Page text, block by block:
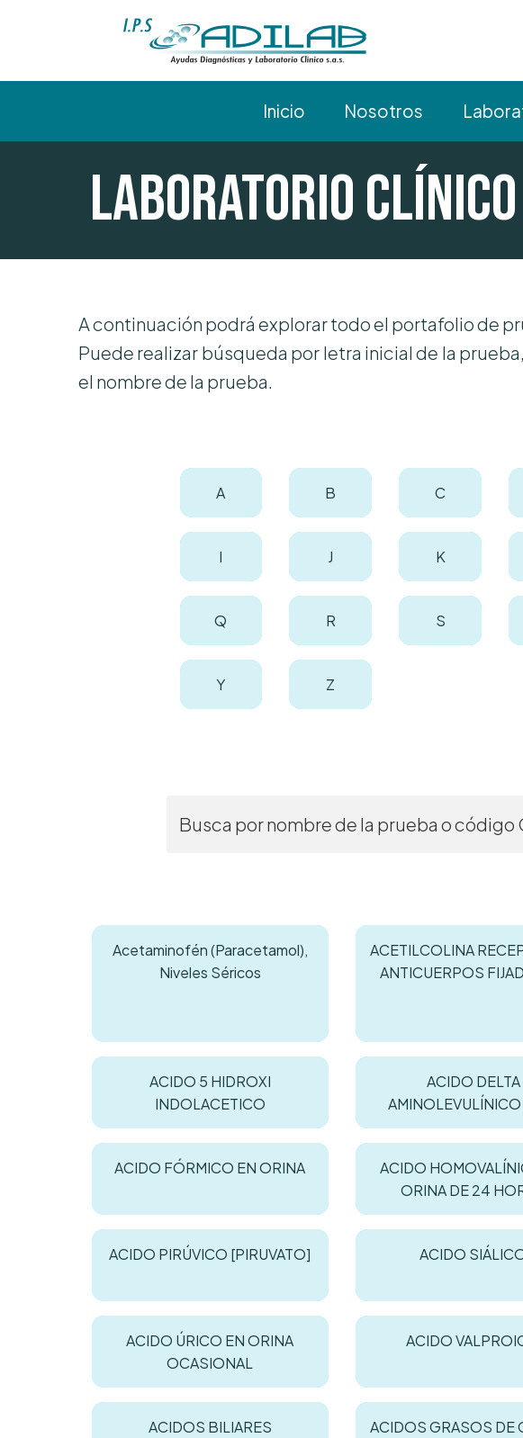
Inicio Nosotros
Laboratorio
A continuación podrá explorar todo el portafolio de
Puede realizar búsqueda por letra inicial de la
el nombre de la prueba.
A B C
I J K
Q R S
Y Z
Acetaminofén (Paracetamol),
Niveles Séricos
ACETILCOLINA
ANTICUERPOS
ACIDO 5 HIDROXI
INDOLACETICO
ACIDO DELTA
ACIDO FÓRMICO EN ORINA
ACIDO
ORINA DE 24
ACIDO PIRÚVICO [PIRUVATO] ACIDO
ACIDO ÚRICO EN ORINA
OCASIONAL
ACIDO
ACIDOS BILIARES
ACIDOS GRASOS DE